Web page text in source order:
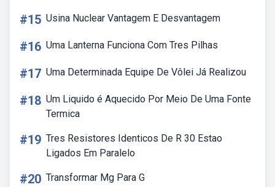
#15 Usina Nuclear Vantagem E Desvantagem
#16 Uma Lanterna Funciona Com Tres Pilhas
#17 Uma Determinada Equipe De Vôlei Já Realizou
#18 Um Liquido é Aquecido Por Meio De Uma Fonte
Termica
#19 Tres Resistores Identicos De R 30 Estao
Ligados Em Paralelo
#20 Transformar Mg Para G